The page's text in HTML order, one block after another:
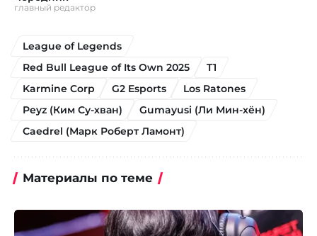
главный редактор
League of Legends
Red Bull League of Its Own 2025
T1
Karmine Corp
G2 Esports
Los Ratones
Peyz (Ким Су-хван)
Gumayusi (Ли Мин-хён)
Caedrel (Марк Роберт Ламонт)
Материалы по теме